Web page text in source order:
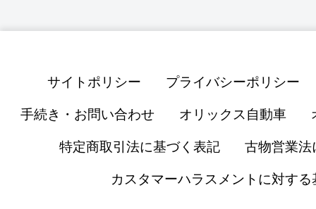
サイトポリシー プライバシーポリシー
手続き・お問い合わせ オリックス自動車
特定商取引法に基づく表記 古物営業法
カスタマーハラスメントに対する